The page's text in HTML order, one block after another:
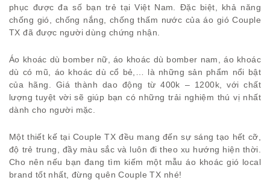
phục được đa số bạn trẻ tại Việt Nam. Đặc biệt, khả năng
chống gió, chống nắng, chống thấm nước của áo gió Couple
TX đã được người dùng chứng nhận.
Áo khoác dù bomber nữ, áo khoác dù bomber nam, áo khoác
dù có mũ, áo khoác dù cổ bẻ,… là những sản phẩm nổi bật
của hãng. Giá thành dao động từ 400k – 1200k, với chất
lượng tuyệt vời sẽ giúp bạn có những trải nghiệm thú vị nhất
dành cho người mặc.
Một thiết kế tại Couple TX đều mang đến sự sáng tạo hết cỡ,
độ trẻ trung, đầy màu sắc và luôn đi theo xu hướng hiện thời.
Cho nên nếu bạn đang tìm kiếm một mẫu áo khoác gió local
brand tốt nhất, đừng quên Couple TX nhé!